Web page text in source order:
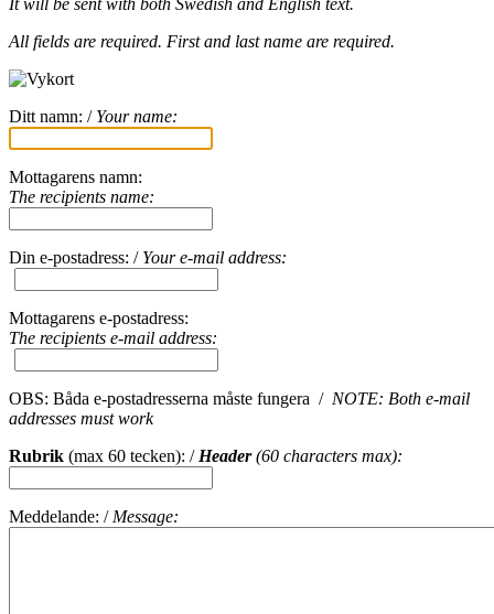
It will be sent with both Swedish and English text.
All fields are required. First and last name are required.
Ditt namn: / Your name:
Mottagarens namn:
The recipients name:
Din e-postadress: / Your e-mail address:
Mottagarens e-postadress:
The recipients e-mail address:
OBS: Båda e-postadresserna måste fungera / NOTE: Both e-mail
addresses must work
Rubrik (max 60 tecken): / Header(60 characters max):
Meddelande: / Message: